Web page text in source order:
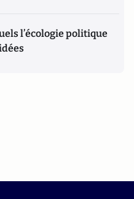
l’écologie politique